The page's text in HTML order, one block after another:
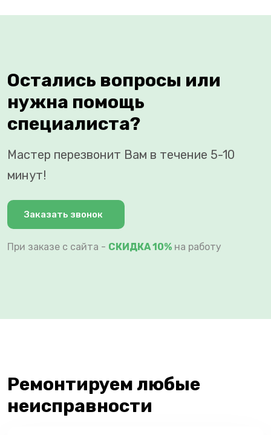
Остались вопросы или
нужна помощь
специалиста?
Мастер перезвонит Вам в течение 5-10
минут!
Заказать звонок
При заказе с сайта - СКИДКА 10% на работу
Ремонтируем любые
неисправности